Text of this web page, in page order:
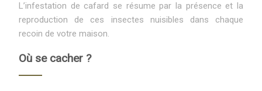
L’infestation de cafard se résume par la présence et la
reproduction de ces insectes nuisibles dans chaque
recoin de votre maison.
Où se cacher ?